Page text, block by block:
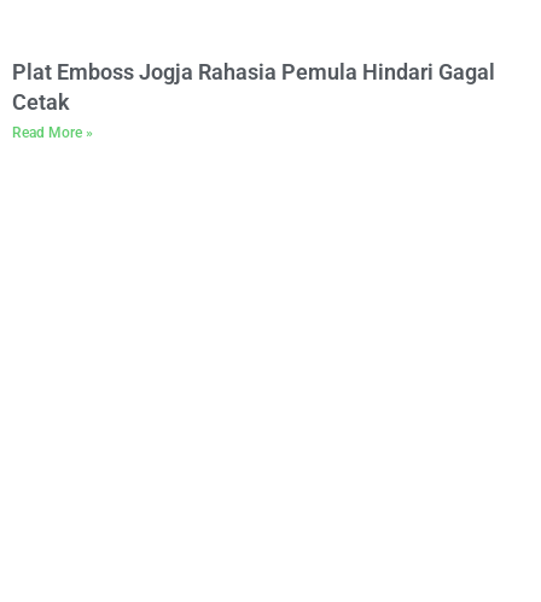
Plat Emboss Jogja Rahasia Pemula Hindari Gagal
Cetak
Read More »